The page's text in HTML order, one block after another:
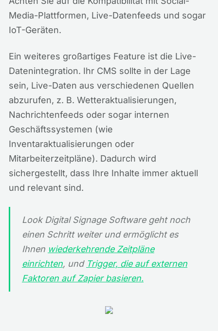
Media-Plattformen, Live-Datenfeeds und sogar
IoT-Geräten.
Ein weiteres großartiges Feature ist die Live-
Datenintegration. Ihr CMS sollte in der Lage
sein, Live-Daten aus verschiedenen Quellen
abzurufen, z. B. Wetteraktualisierungen,
Nachrichtenfeeds oder sogar internen
Geschäftssystemen (wie
Inventaraktualisierungen oder
Mitarbeiterzeitpläne). Dadurch wird
sichergestellt, dass Ihre Inhalte immer aktuell
und relevant sind.
Look Digital Signage Software geht noch
einen Schritt weiter und ermöglicht es
Ihnen wiederkehrende Zeitpläne
einrichten, und Trigger, die auf externen
Faktoren auf Zapier basieren.